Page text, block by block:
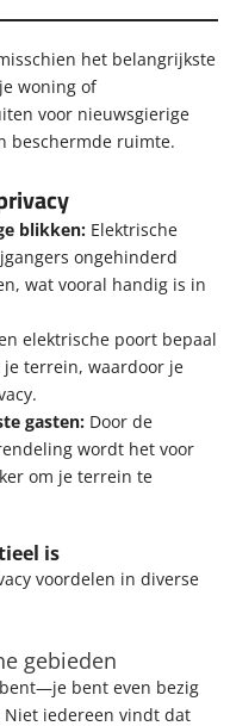
het belangrijkste
woning of
voor nieuwsgierige
beschermde ruimte.
blikken: Elektrische
ongehinderd
wat vooral handig is in
elektrische poort bepaal
terrein, waardoor je
gasten: Door de
wordt het voor
om je terrein te
is
voordelen in diverse
gebieden
bent even bezig
iedereen vindt dat